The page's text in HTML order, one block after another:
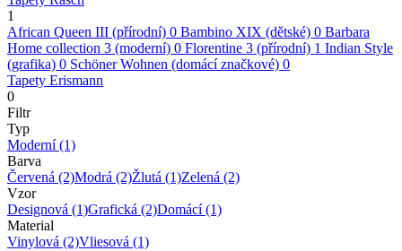
1
African Queen III (přírodní) 0 Bambino XIX (dětské) 0 Barbara
Home collection 3 (moderní) 0 Florentine 3 (přírodní) 1 Indian Style
(grafika) 0 Schöner Wohnen (domácí značkové) 0
Tapety Erismann
0
Filtr
Typ
Moderní(1)
Barva
Červená (2)Modrá (2)Žlutá (1)Zelená (2)
Vzor
Designová (1)Grafická (2)Domácí(1)
Material
Vinylová (2)Vliesová (1)